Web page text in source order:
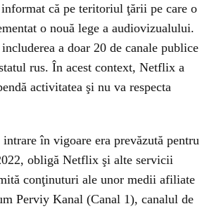
că pe teritoriul ţării pe care o
o nouă lege a audiovizualului.
a doar 20 de canale publice
rus. În acest context, Netflix a
activitatea şi nu va respecta
în vigoare era prevăzută pentru
obligă Netflix şi alte servicii
conţinuturi ale unor medii afiliate
Perviy Kanal (Canal 1), canalul de